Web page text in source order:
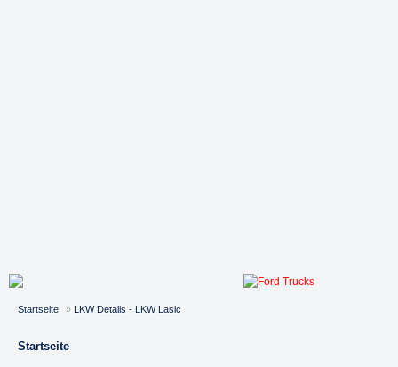
Startseite » LKW Details - LKW Lasic
Startseite